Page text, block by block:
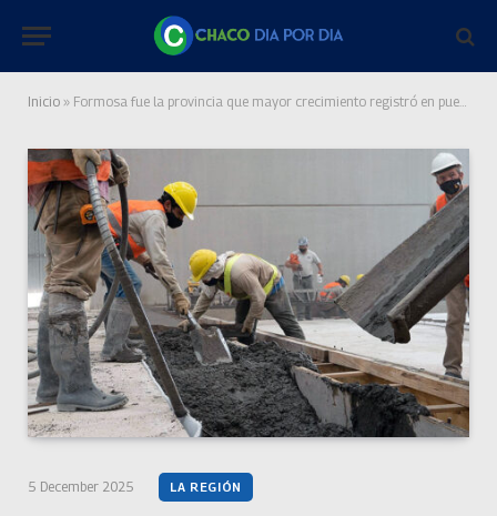
Inicio » Formosa fue la provincia que mayor crecimiento registró en puestos de trabajos en el sector de la construcción
5 December 2025 LA REGIÓN